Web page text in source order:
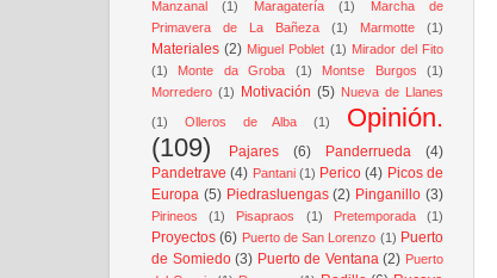
Manzanal
(1) Maragatería (1)
Marcha de
Primavera de La Bañeza
(1) Marmotte (1)
Materiales (2) Miguel Poblet (1) Mirador del Fito
(1)
Monte da Groba (1) Montse Burgos
(1)
Morredero (1) Motivación (5) Nueva de Llanes
(1) Olleros de Alba (1)
Opinión.
(109)
Pajares (6) Panderrueda
(4)
Pandetrave (4) Pantani (1) Perico (4) Picos de
Europa (5) Piedrasluengas (2) Pinganillo (3)
Pirineos (1) Pisapraos (1) Pretemporada (1)
Proyectos (6) Puerto de San Lorenzo (1) Puerto
de Somiedo (3) Puerto de Ventana (2) Puerto